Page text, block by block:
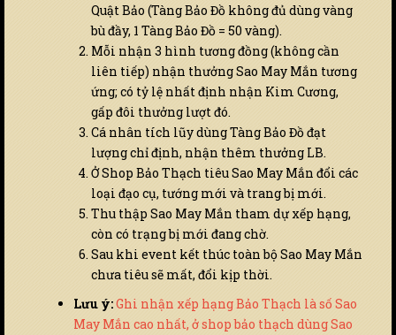
Quật Bảo (Tàng Bảo Đồ không đủ dùng vàng
bù đầy, 1 Tàng Bảo Đồ = 50 vàng).
Mỗi nhận 3 hình tương đồng (không cần
liên tiếp) nhận thưởng Sao May Mắn tương
ứng; có tỷ lệ nhất định nhận Kim Cương,
gấp đôi thưởng lượt đó.
Cá nhân tích lũy dùng Tàng Bảo Đồ đạt
lượng chỉ định, nhận thêm thưởng LB.
Ở Shop Bảo Thạch tiêu Sao May Mắn đổi các
loại đạo cụ, tướng mới và trang bị mới.
Thu thập Sao May Mắn tham dự xếp hạng,
còn có trạng bị mới đang chờ.
Sau khi event kết thúc toàn bộ Sao May Mắn
chưa tiêu sẽ mất, đổi kịp thời.
Lưu ý:Ghi nhận xếp hạng Bảo Thạch là số Sao
May Mắn cao nhất, ở shop bảo thạch dùng Sao